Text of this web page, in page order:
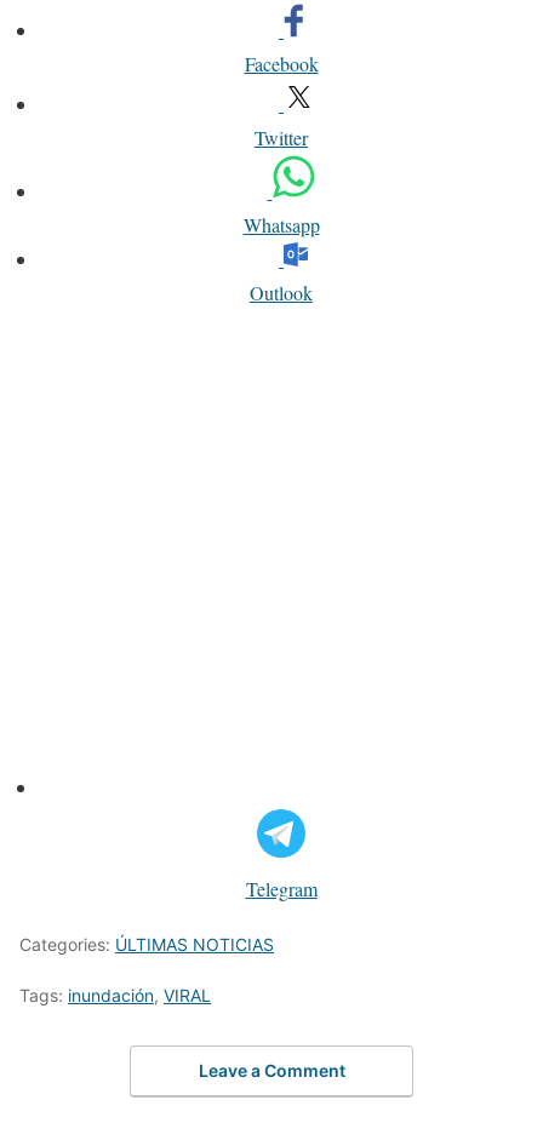
Facebook
Twitter
Whatsapp
Outlook
Telegram
Categories: ÚLTIMAS NOTICIAS
Tags: inundación, VIRAL
Leave a Comment